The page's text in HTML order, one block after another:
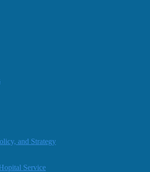
and Strategy
Service